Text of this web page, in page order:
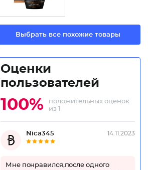
Выбрать все похожие товары
Оценки
пользователей
100%
положительных оценок
из 1
Nica345 14.11.2023
Мне понравился,после одного